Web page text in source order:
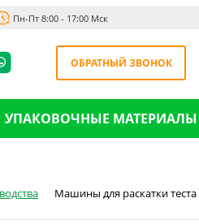
Пн-Пт 8:00 - 17:00 Мск
ОБРАТНЫЙ ЗВОНОК
УПАКОВОЧНЫЕ МАТЕРИАЛЫ
Машины для раскатки теста